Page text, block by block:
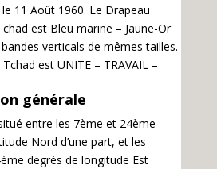
11 Août 1960. Le Drapeau
est Bleu marine – Jaune-Or
verticals de mêmes tailles.
est UNITE – TRAVAIL –
générale
entre les 7ème et 24ème
Nord d’une part, et les
degrés de longitude Est